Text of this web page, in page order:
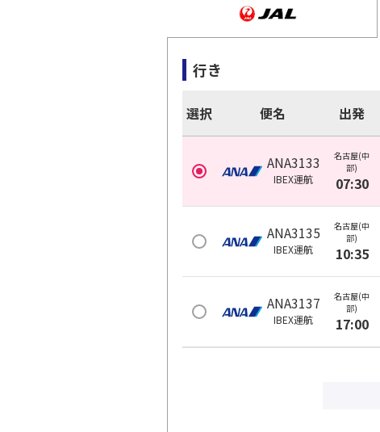
行き
選択 便名 出発
ANA3133
IBEX運航
名古屋(中
部)
07:30
ANA3135
IBEX運航
名古屋(中
部)
10:35
ANA3137
IBEX運航
名古屋(中
部)
17:00